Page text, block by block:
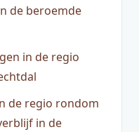
de beroemde
in de regio
de regio rondom
in de